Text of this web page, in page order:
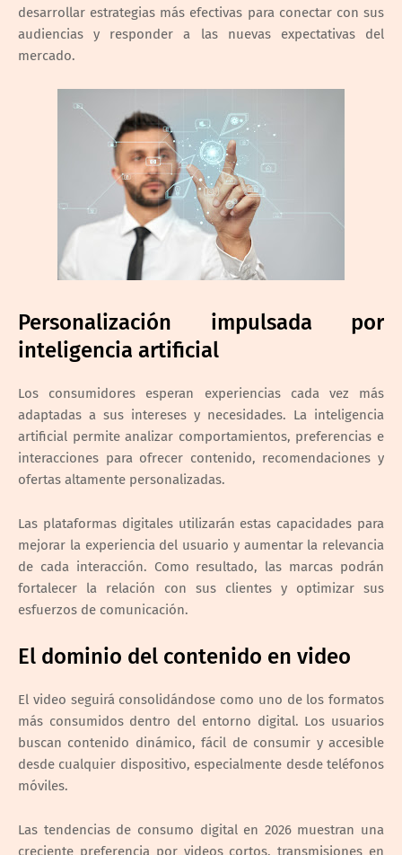
desarrollar estrategias más efectivas para conectar con sus
audiencias y responder a las nuevas expectativas del
mercado.
Personalización impulsada por
inteligencia artificial
Los consumidores esperan experiencias cada vez más
adaptadas a sus intereses y necesidades. La inteligencia
artificial permite analizar comportamientos, preferencias e
interacciones para ofrecer contenido, recomendaciones y
ofertas altamente personalizadas.
Las plataformas digitales utilizarán estas capacidades para
mejorar la experiencia del usuario y aumentar la relevancia
de cada interacción. Como resultado, las marcas podrán
fortalecer la relación con sus clientes y optimizar sus
esfuerzos de comunicación.
El dominio del contenido en video
El video seguirá consolidándose como uno de los formatos
más consumidos dentro del entorno digital. Los usuarios
buscan contenido dinámico, fácil de consumir y accesible
desde cualquier dispositivo, especialmente desde teléfonos
móviles.
Las tendencias de consumo digital en 2026 muestran una
creciente preferencia por videos cortos, transmisiones en